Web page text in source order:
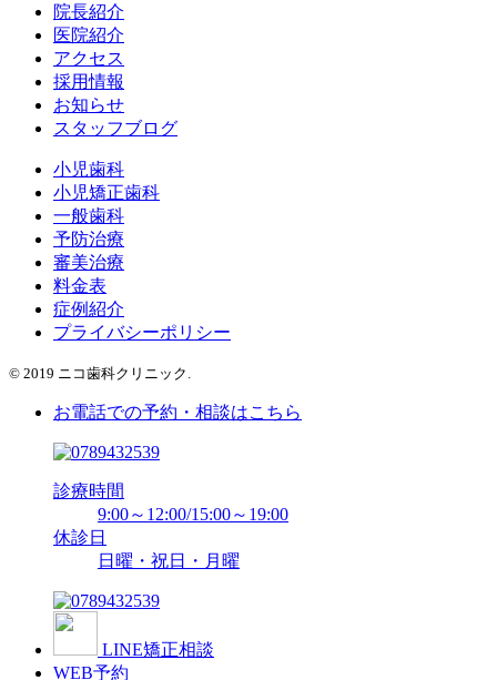
院長紹介
医院紹介
アクセス
採用情報
お知らせ
スタッフブログ
小児歯科
小児矯正歯科
一般歯科
予防治療
審美治療
料金表
症例紹介
プライバシーポリシー
© 2019 ニコ歯科クリニック.
お電話での予約・相談はこちら
診療時間
9:00～12:00/15:00～19:00
休診日
日曜・祝日・月曜
LINE矯正相談
WEB予約